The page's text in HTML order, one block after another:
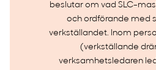
beslutar om vad SLC-
och ordförande med
verkställandet. Inom
(verkställande
verksamhetsledaren